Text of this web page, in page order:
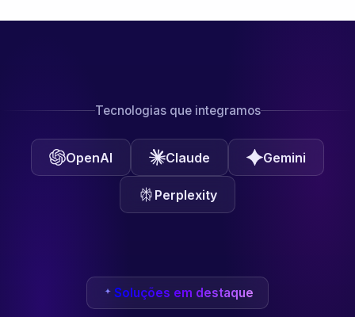
Tecnologias que integramos
OpenAI Claude Gemini
Perplexity
Soluções em destaque